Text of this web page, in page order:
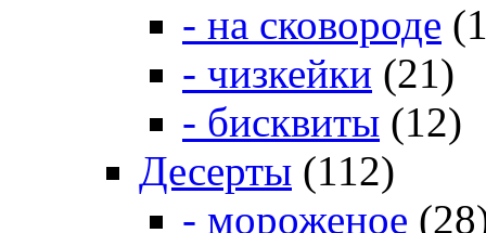
- на сковороде
- чизкейки (21)
- бисквиты (12)
Десерты (112)
- мороженое